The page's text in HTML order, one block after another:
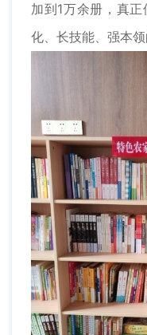
加到1万余册，真
化、长技能、强本领